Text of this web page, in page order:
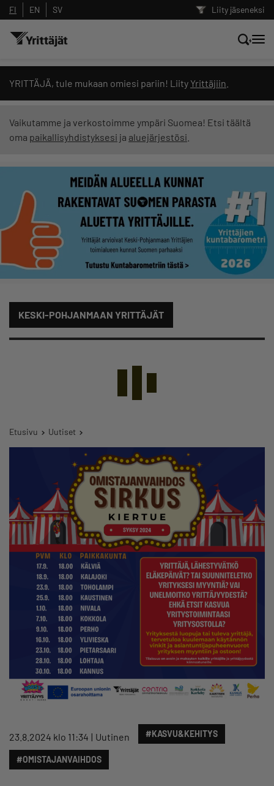
Liity jäseneksi
FI EN SV
YRITTÄJÄ, tule mukaan omiesi pariin! Liity Yrittäjiin
Vaikutamme ja verkostoimme ympäri Suomea! Etsi täältä
oma paikallisyhdistyksesi ja aluejärjestösi
KESKI-POHJANMAAN YRITTÄJÄT
Etusivu Uutiset
23.8.2024 klo 11:34 Uutinen #KASVU&KEHITYS
#OMISTAJANVAIHDOS
Hae sivustolta tai kysy suoraan
Yrittäjien tekoälyltä
Suodata hakutuloksia: näytä kaikki sisältö